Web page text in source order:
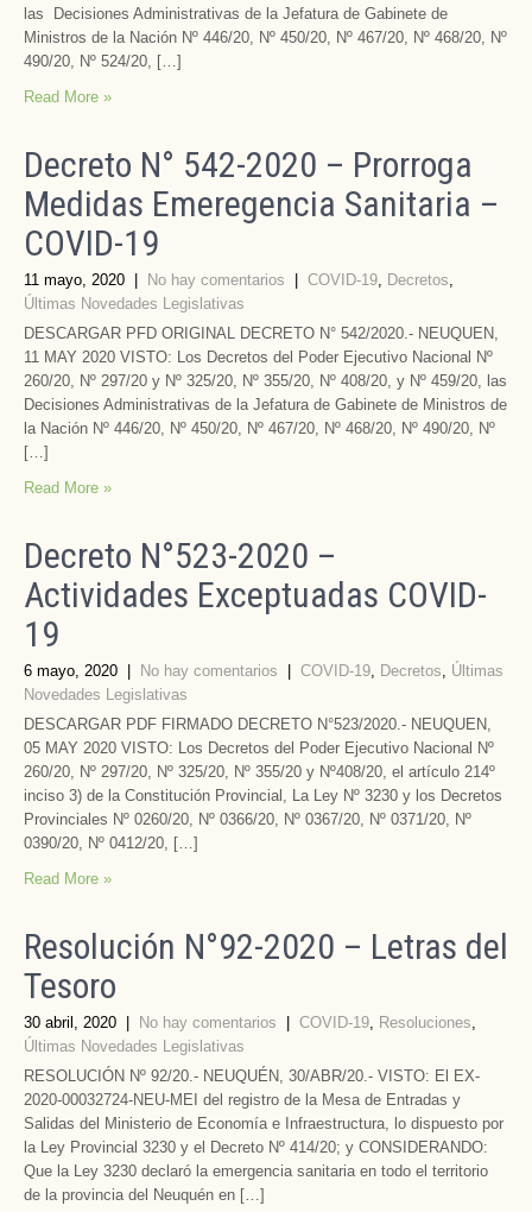
las Decisiones Administrativas de la Jefatura de Gabinete de
Ministros de la Nación Nº 446/20, Nº 450/20, Nº 467/20, Nº 468/20, Nº
490/20, Nº 524/20, […]
Read More »
Decreto N° 542-2020 – Prorroga
Medidas Emeregencia Sanitaria –
COVID-19
11 mayo, 2020 No hay comentarios COVID-19, Decretos,
Últimas Novedades Legislativas
DESCARGAR PFD ORIGINAL DECRETO N° 542/2020.- NEUQUEN,
11 MAY 2020 VISTO: Los Decretos del Poder Ejecutivo Nacional Nº
260/20, Nº 297/20 y Nº 325/20, Nº 355/20, Nº 408/20, y Nº 459/20, las
Decisiones Administrativas de la Jefatura de Gabinete de Ministros de
la Nación Nº 446/20, Nº 450/20, Nº 467/20, Nº 468/20, Nº 490/20, Nº
[…]
Read More »
Decreto N°523-2020 –
Actividades Exceptuadas COVID-
19
6 mayo, 2020 No hay comentarios COVID-19, Decretos, Últimas
Novedades Legislativas
DESCARGAR PDF FIRMADO DECRETO N°523/2020.- NEUQUEN,
05 MAY 2020 VISTO: Los Decretos del Poder Ejecutivo Nacional Nº
260/20, Nº 297/20, Nº 325/20, Nº 355/20 y Nº408/20, el artículo 214º
inciso 3) de la Constitución Provincial, La Ley Nº 3230 y los Decretos
Provinciales Nº 0260/20, Nº 0366/20, Nº 0367/20, Nº 0371/20, Nº
0390/20, Nº 0412/20, […]
Read More »
Resolución N°92-2020 – Letras del
Tesoro
30 abril, 2020 No hay comentarios COVID-19, Resoluciones,
Últimas Novedades Legislativas
RESOLUCIÓN Nº 92/20.- NEUQUÉN, 30/ABR/20.- VISTO: El EX-
2020-00032724-NEU-MEI del registro de la Mesa de Entradas y
Salidas del Ministerio de Economía e Infraestructura, lo dispuesto por
la Ley Provincial 3230 y el Decreto Nº 414/20; y CONSIDERANDO:
Que la Ley 3230 declaró la emergencia sanitaria en todo el territorio
de la provincia del Neuquén en […]